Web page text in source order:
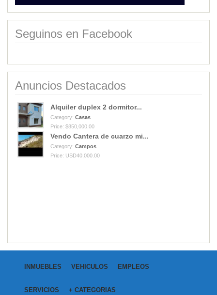
Seguinos en Facebook
Anuncios Destacados
Alquiler duplex 2 dormitor...
Category: Casas
Price: $850,000.00
Vendo Cantera de cuarzo mi...
Category: Campos
Price: USD40,000.00
INMUEBLES VEHICULOS EMPLEOS
SERVICIOS + CATEGORIAS